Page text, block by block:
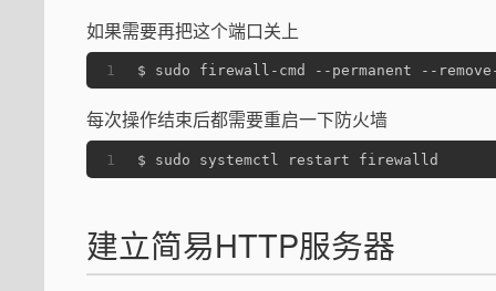
如果需要再把这个端口关上
1 $ sudo firewall-cmd --permanent --
每次操作结束后都需要重启一下防火墙
1 $ sudo systemctl restart firewalld
建立简易HTTP服务器